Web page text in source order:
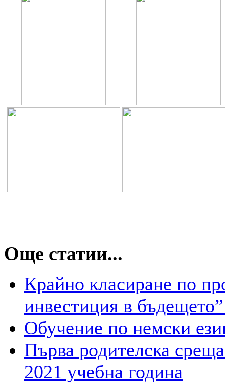
Още статии...
Крайно класиране по
инвестиция в
Обучение по немски
Първа родителска
2021 учебна година